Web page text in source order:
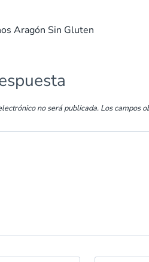
t ar
Aragón Sin Gluten
no será publicada. Los campos